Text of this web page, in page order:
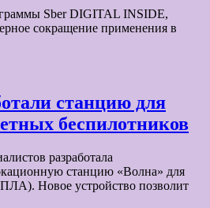
Sber DIGITAL INSIDE,
сокращение применения в
станцию для
беспилотников
разработала
станцию «Волна» для
Новое устройство позволит